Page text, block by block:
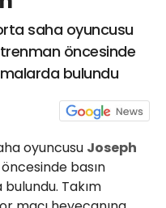
saha oyuncusu
öncesinde
bulundu
oyuncusu Joseph
basın
Takım